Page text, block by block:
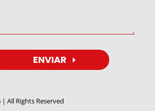
ENVIAR
All Rights Reserved